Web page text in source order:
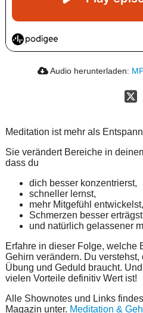
Audio herunterladen:
Meditation ist mehr als
Sie verändert Bereiche in
dass du
dich besser konzentrierst,
schneller lernst,
mehr Mitgefühl entwickelst,
Schmerzen besser erträgst
und natürlich gelassener
Erfahre in dieser Folge, welche
Gehirn verändern. Du
Übung und Geduld braucht.
vielen Vorteile definitiv Wert ist!
Alle Shownotes und Links
Magazin unter. Meditation &